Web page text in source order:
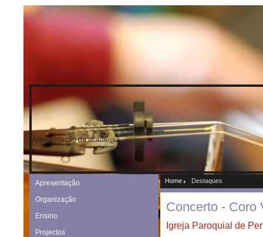
Apresentação da academia
Apresentação
Organização
Ensino
Projectos
Home Destaques
Concerto - Coro
Igreja Paroquial de